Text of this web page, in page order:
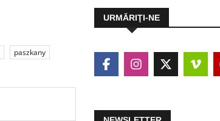
paszkany
URMĂRIŢI-NE